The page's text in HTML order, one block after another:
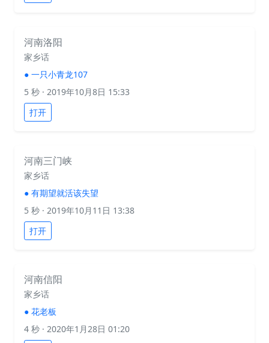
河南洛阳
家乡话
● 一只小青龙107
5 秒 · 2019年10月8日 15:33
打开
河南三门峡
家乡话
● 有期望就活该失望
5 秒 · 2019年10月11日 13:38
打开
河南信阳
家乡话
● 花老板
4 秒 · 2020年1月28日 01:20